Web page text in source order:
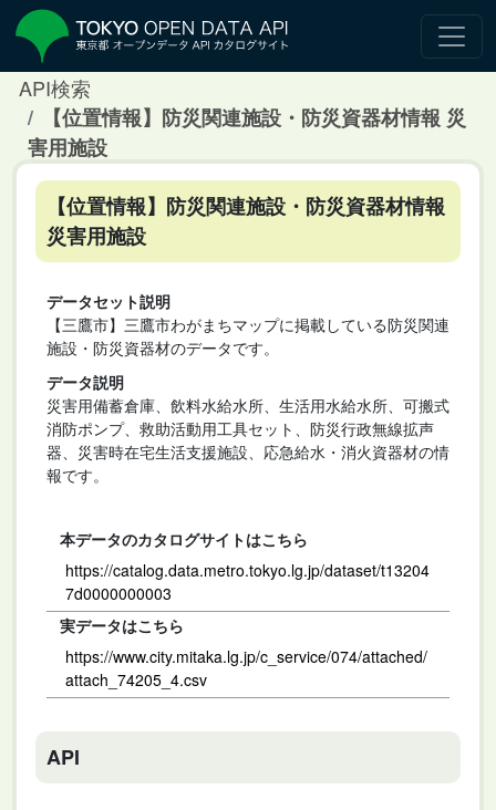
API検索
【位置情報】防災関連施設・防災資器材情報 災
害用施設
【位置情報】防災関連施設・防災資器材情報
災害用施設
データセット説明
【三鷹市】三鷹市わがまちマップに掲載している防災関連
施設・防災資器材のデータです。
データ説明
災害用備蓄倉庫、飲料水給水所、生活用水給水所、可搬式
消防ポンプ、救助活動用工具セット、防災行政無線拡声
器、災害時在宅生活支援施設、応急給水・消火資器材の情
報です。
本データのカタログサイトはこちら
https://catalog.data.metro.tokyo.lg.jp/dataset/t13204
7d0000000003
実データはこちら
https://www.city.mitaka.lg.jp/c_service/074/attached/
attach_74205_4.csv
API